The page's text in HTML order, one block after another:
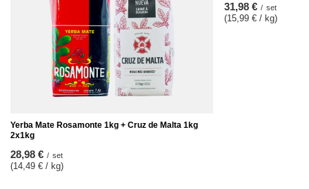
Yerba Mate Rosamonte 1kg + Cruz de Malta 1kg
2x1kg
28,98 € / set
(14,49 € / kg)
31,98 € / set
(15,99 € / kg)